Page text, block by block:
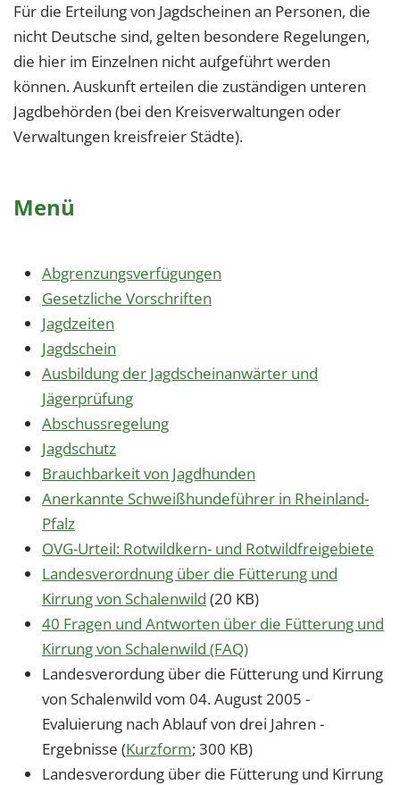
Für die Erteilung von Jagdscheinen an Personen, die
nicht Deutsche sind, gelten besondere Regelungen,
die hier im Einzelnen nicht aufgeführt werden
können. Auskunft erteilen die zuständigen unteren
Jagdbehörden (bei den Kreisverwaltungen oder
Verwaltungen kreisfreier Städte).
Menü
Abgrenzungsverfügungen
Gesetzliche Vorschriften
Jagdzeiten
Jagdschein
Ausbildung der Jagdscheinanwärter und
Jägerprüfung
Abschussregelung
Jagdschutz
Brauchbarkeit von Jagdhunden
Anerkannte Schweißhundeführer in Rheinland-
Pfalz
OVG-Urteil: Rotwildkern- und Rotwildfreigebiete
Landesverordnung über die Fütterung und
Kirrung von Schalenwild (20 KB)
40 Fragen und Antworten über die Fütterung und
Kirrung von Schalenwild (FAQ)
Landesverordung über die Fütterung und Kirrung
von Schalenwild vom 04. August 2005 -
Evaluierung nach Ablauf von drei Jahren -
Ergebnisse (Kurzform; 300 KB)
Landesverordung über die Fütterung und Kirrung